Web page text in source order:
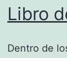
Libro
Dentro de